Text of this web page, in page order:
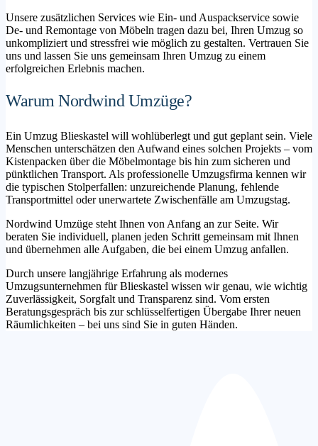
Unsere zusätzlichen Services wie Ein- und Auspackservice sowie
De- und Remontage von Möbeln tragen dazu bei, Ihren Umzug so
unkompliziert und stressfrei wie möglich zu gestalten. Vertrauen Sie
uns und lassen Sie uns gemeinsam Ihren Umzug zu einem
erfolgreichen Erlebnis machen.
Warum Nordwind Umzüge?
Ein Umzug Blieskastel will wohlüberlegt und gut geplant sein. Viele
Menschen unterschätzen den Aufwand eines solchen Projekts – vom
Kistenpacken über die Möbelmontage bis hin zum sicheren und
pünktlichen Transport. Als professionelle Umzugsfirma kennen wir
die typischen Stolperfallen: unzureichende Planung, fehlende
Transportmittel oder unerwartete Zwischenfälle am Umzugstag.
Nordwind Umzüge steht Ihnen von Anfang an zur Seite. Wir
beraten Sie individuell, planen jeden Schritt gemeinsam mit Ihnen
und übernehmen alle Aufgaben, die bei einem Umzug anfallen.
Durch unsere langjährige Erfahrung als modernes
Umzugsunternehmen für Blieskastel wissen wir genau, wie wichtig
Zuverlässigkeit, Sorgfalt und Transparenz sind. Vom ersten
Beratungsgespräch bis zur schlüsselfertigen Übergabe Ihrer neuen
Räumlichkeiten – bei uns sind Sie in guten Händen.